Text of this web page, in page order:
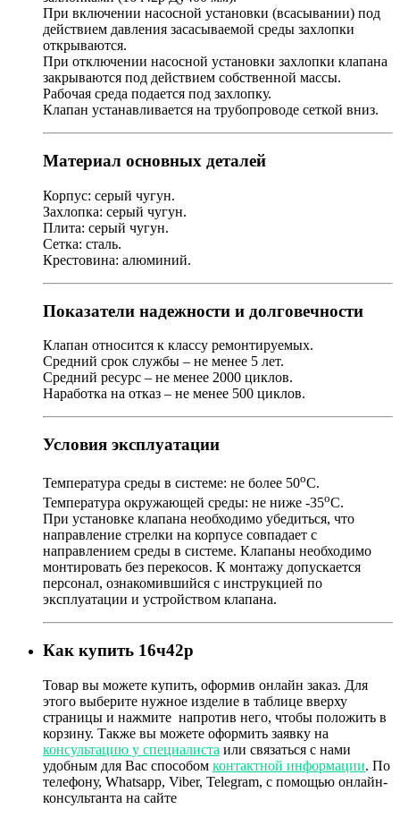
При включении насосной установки (всасывании) под
действием давления засасываемой среды захлопки
открываются.
При отключении насосной установки захлопки клапана
закрываются под действием собственной массы.
Рабочая среда подается под захлопку.
Клапан устанавливается на трубопроводе сеткой вниз.
Материал основных деталей
Корпус: серый чугун.
Захлопка: серый чугун.
Плита: серый чугун.
Сетка: сталь.
Крестовина: алюминий.
Показатели надежности и долговечности
Клапан относится к классу ремонтируемых.
Средний срок службы – не менее 5 лет.
Средний ресурс – не менее 2000 циклов.
Наработка на отказ – не менее 500 циклов.
Условия эксплуатации
Температура среды в системе: не более 50оС.
Температура окружающей среды: не ниже -35оС.
При установке клапана необходимо убедиться, что
направление стрелки на корпусе совпадает с
направлением среды в системе. Клапаны необходимо
монтировать без перекосов. К монтажу допускается
персонал, ознакомившийся с инструкцией по
эксплуатации и устройством клапана.
Как купить 16ч42р
Товар вы можете купить, оформив онлайн заказ. Для
этого выберите нужное изделие в таблице вверху
страницы и нажмите напротив него, чтобы положить в
корзину. Также вы можете оформить заявку на
консультацию у специалиста или связаться с нами
удобным для Вас способом контактной информации. По
телефону, Whatsapp, Viber, Telegram, с помощью онлайн-
консультанта на сайте